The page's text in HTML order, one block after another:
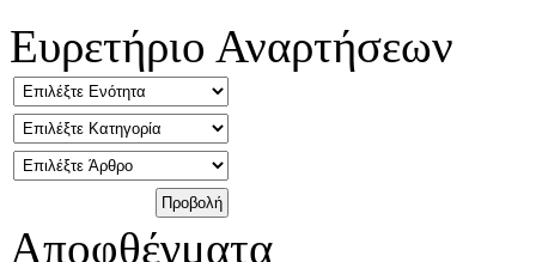
Ευρετήριο Αναρτήσεων
Αποφθέγματα